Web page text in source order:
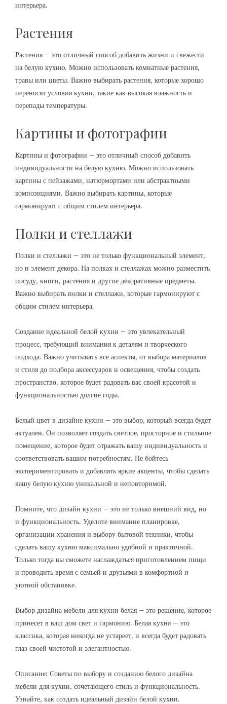
интерьера.
Растения
Растения – это отличный способ добавить жизни и свежести
на белую кухню. Можно использовать комнатные растения,
травы или цветы. Важно выбирать растения, которые хорошо
переносят условия кухни, такие как высокая влажность и
перепады температуры.
Картины и фотографии
Картины и фотографии – это отличный способ добавить
индивидуальности на белую кухню. Можно использовать
картины с пейзажами, натюрмортами или абстрактными
композициями. Важно выбирать картины, которые
гармонируют с общим стилем интерьера.
Полки и стеллажи
Полки и стеллажи – это не только функциональный элемент,
но и элемент декора. На полках и стеллажах можно разместить
посуду, книги, растения и другие декоративные предметы.
Важно выбирать полки и стеллажи, которые гармонируют с
общим стилем интерьера.
Создание идеальной белой кухни – это увлекательный
процесс, требующий внимания к деталям и творческого
подхода. Важно учитывать все аспекты, от выбора материалов
и стиля до подбора аксессуаров и освещения, чтобы создать
пространство, которое будет радовать вас своей красотой и
функциональностью долгие годы.
Белый цвет в дизайне кухни – это выбор, который всегда будет
актуален. Он позволяет создать светлое, просторное и стильное
помещение, которое будет отражать вашу индивидуальность и
соответствовать вашим потребностям. Не бойтесь
экспериментировать и добавлять яркие акценты, чтобы сделать
вашу белую кухню уникальной и неповторимой.
Помните, что дизайн кухни – это не только внешний вид, но
и функциональность. Уделите внимание планировке,
организации хранения и выбору бытовой техники, чтобы
сделать вашу кухню максимально удобной и практичной.
Только тогда вы сможете наслаждаться приготовлением пищи
и проводить время с семьей и друзьями в комфортной и
уютной обстановке.
Выбор дизайна мебели для кухни белая – это решение, которое
принесет в ваш дом свет и гармонию. Белая кухня – это
классика, которая никогда не устареет, и всегда будет радовать
глаз своей чистотой и элегантностью.
Описание: Советы по выбору и созданию белого дизайна
мебели для кухни, сочетающего стиль и функциональность.
Узнайте, как создать идеальный дизайн белой кухни.